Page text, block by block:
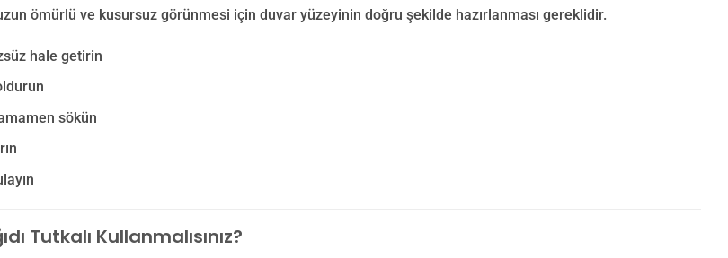
ömürlü ve kusursuz görünmesi için duvar yüzeyinin doğru şekilde hazırlanması gereklidir.
hale getirin
sökün
Tutkalı Kullanmalısınız?